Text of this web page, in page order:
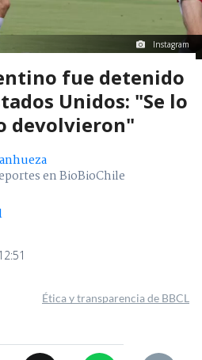
Instagram
fue detenido
Unidos: "Se lo
devolvieron"
en BioBioChile
Ética y transparencia de BBCL